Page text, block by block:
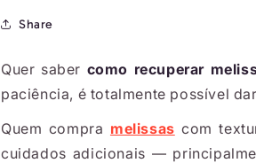
Share
Quer saber como recuperar
paciência, é totalmente possível
Quem compra melissas com
cuidados adicionais —